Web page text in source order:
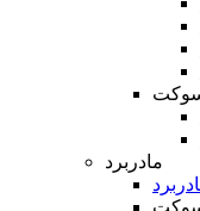
مادربرد